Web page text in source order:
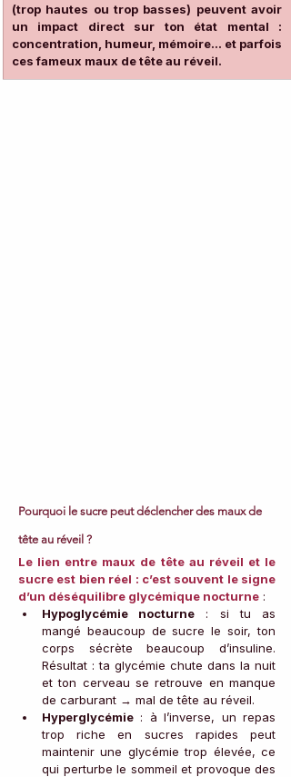
(trop hautes ou trop basses) peuvent avoir
un impact direct sur ton état mental :
concentration, humeur, mémoire… et parfois
ces fameux maux de tête au réveil.
Pourquoi le sucre peut déclencher des maux de
tête au réveil ?
Le lien entre maux de tête au réveil et le
sucre est bien réel : c’est souvent le signe
d’un déséquilibre glycémique nocturne :
Hypoglycémie nocturne : si tu as
mangé beaucoup de sucre le soir, ton
corps sécrète beaucoup d’insuline.
Résultat : ta glycémie chute dans la nuit
et ton cerveau se retrouve en manque
de carburant → mal de tête au réveil.
Hyperglycémie : à l’inverse, un repas
trop riche en sucres rapides peut
maintenir une glycémie trop élevée, ce
qui perturbe le sommeil et provoque des